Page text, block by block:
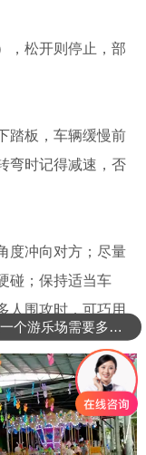
，松开则停止，部
踏板，车辆缓慢前
弯时记得减速，否
度冲向对方； 尽量
碰； 保持适当车
人围攻时，可巧用
做一个游乐场需要多少钱？